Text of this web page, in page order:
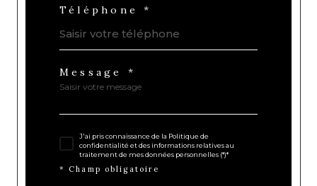
Téléphone *
Message *
J'ai pris connaissance de la Politique de
confidentialité et des informations relatives au
traitement de mes données personnelles (*)*
* Champ obligatoire